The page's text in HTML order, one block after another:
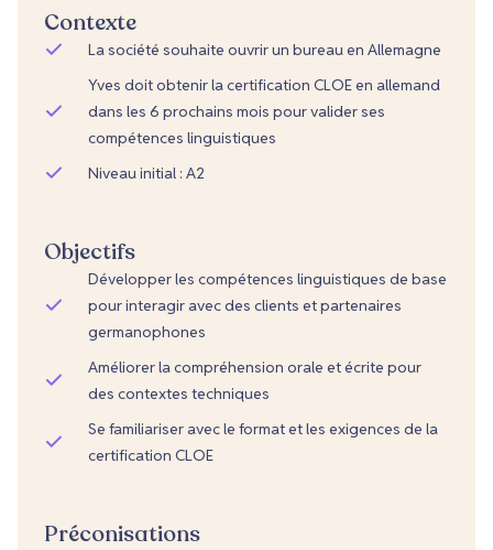
Contexte
La société souhaite ouvrir un bureau en Allemagne
Yves doit obtenir la certification CLOE en allemand
dans les 6 prochains mois pour valider ses
compétences linguistiques
Niveau initial : A2
Objectifs
Développer les compétences linguistiques de base
pour interagir avec des clients et partenaires
germanophones
Améliorer la compréhension orale et écrite pour
des contextes techniques
Se familiariser avec le format et les exigences de la
certification CLOE
Préconisations